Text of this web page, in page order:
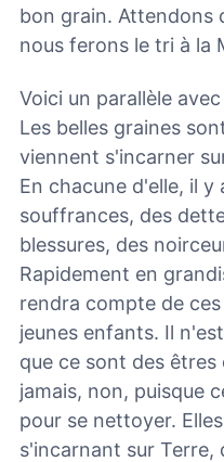
bon grain. Attendons
nous ferons le tri à la
Voici un parallèle
Les belles graines
viennent s'incarner
En chacune d'elle, il y
souffrances, des
blessures, des
Rapidement en
rendra compte de
jeunes enfants. Il
que ce sont des
jamais, non, puisque
pour se nettoyer.
s'incarnant sur Terre,